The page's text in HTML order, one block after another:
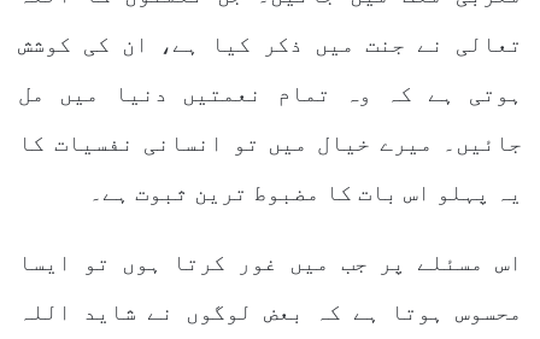
تعالی نے جنت میں ذکر کیا ہے، ان کی کوشش
ہوتی ہے کہ وہ تمام نعمتیں دنیا میں مل
جائیں۔ میرے خیال میں تو انسانی نفسیات کا
یہ پہلو اس بات کا مضبوط ترین ثبوت ہے۔
اس مسئلے پر جب میں غور کرتا ہوں تو ایسا
محسوس ہوتا ہے کہ بعض لوگوں نے شاید اللہ